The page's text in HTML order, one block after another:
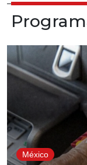
México